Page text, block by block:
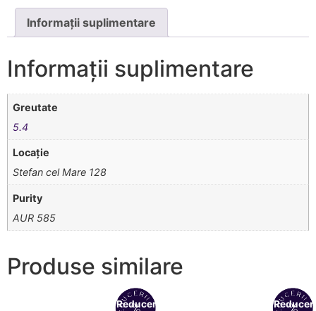
Informații suplimentare
Informații suplimentare
Greutate
5.4
Locație
Stefan cel Mare 128
Purity
AUR 585
Produse similare
Reduceri!